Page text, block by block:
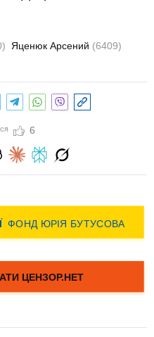
Яценюк Арсений (6409)
6